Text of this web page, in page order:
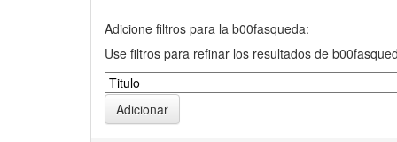
Adicione filtros para la b00fasqueda:
Use filtros para refinar los resultados de